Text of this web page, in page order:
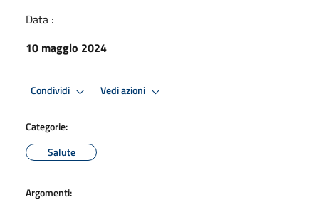
Data :
10 maggio 2024
Condividi Vedi azioni
Categorie:
Salute
Argomenti: